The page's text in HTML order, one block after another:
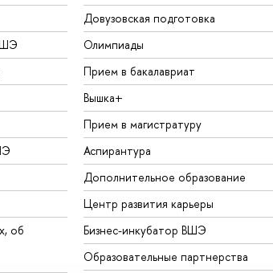
об
Довузовская подготовка
Олимпиады
Прием в бакалавриат
Вышка+
Прием в магистратуру
Аспирантура
Дополнительное образование
Центр развития карьеры
Бизнес-инкубатор ВШЭ
Образовательные партнерства